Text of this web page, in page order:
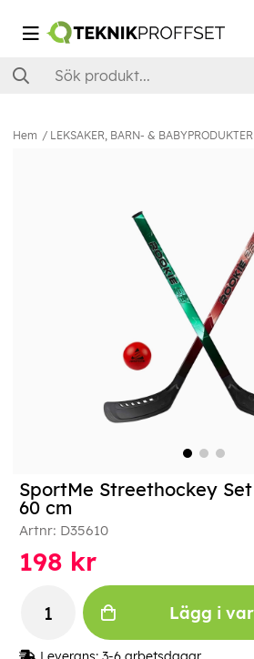
Hem LEKSAKER, BARN- & BABYPRODUKTER
SportMe Streethockey
60 cm
Artnr: D35610
198 kr
Lägg i